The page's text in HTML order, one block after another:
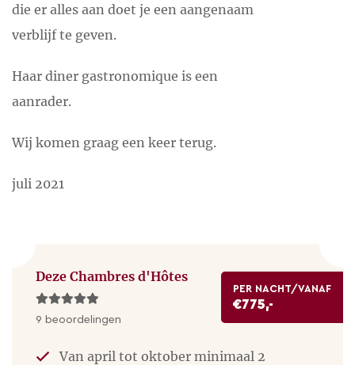
die er alles aan doet je een aangenaam
verblijf te geven.
Haar diner gastronomique is een
aanrader.
Wij komen graag een keer terug.
juli 2021
Deze Chambres d'Hôtes
9 beoordelingen
PER NACHT/VANAF
€775,-
Van april tot oktober minimaal 2